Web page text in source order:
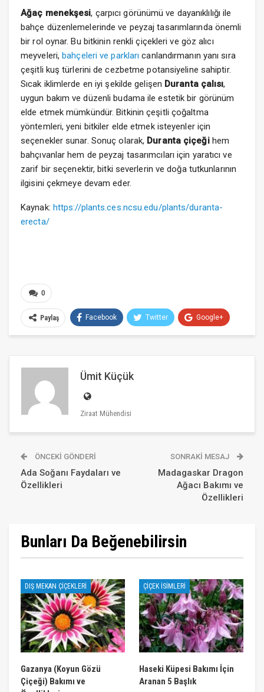
Ağaç menekşesi, çarpıcı görünümü ve dayanıklılığı ile
bahçe düzenlemelerinde ve peyzaj tasarımlarında önemli
bir rol oynar. Bu bitkinin renkli çiçekleri ve göz alıcı
meyveleri,bahçeleri ve parkları canlandırmanın yanı sıra
çeşitli kuş türlerini de cezbetme potansiyeline sahiptir.
Sıcak iklimlerde en iyi şekilde gelişen Duranta çalısı,
uygun bakım ve düzenli budama ile estetik bir görünüm
elde etmek mümkündür. Bitkinin çeşitli çoğaltma
yöntemleri, yeni bitkiler elde etmek isteyenler için
seçenekler sunar. Sonuç olarak, Duranta çiçeğihem
bahçıvanlar hem de peyzaj tasarımcıları için yaratıcı ve
zarif bir seçenektir, bitki severlerin ve doğa tutkunlarının
ilgisini çekmeye devam eder.
Kaynak: https://plants.ces.ncsu.edu/plants/duranta-
erecta/
0
Paylaş Facebook Twitter Google+
Ümit Küçük
Ziraat Mühendisi
ÖNCEKI GÖNDERI
Ada Soğanı Faydaları ve
Özellikleri
SONRAKI MESAJ
Madagaskar Dragon
Ağacı Bakımı ve
Özellikleri
Bunları Da Beğenebilirsin
DIŞ MEKAN ÇIÇEKLERI
Gazanya (Koyun Gözü
Çiçeği) Bakımı ve
ÇIÇEK İSIMLERI
Haseki Küpesi Bakımı İçin
Aranan 5 Başlık